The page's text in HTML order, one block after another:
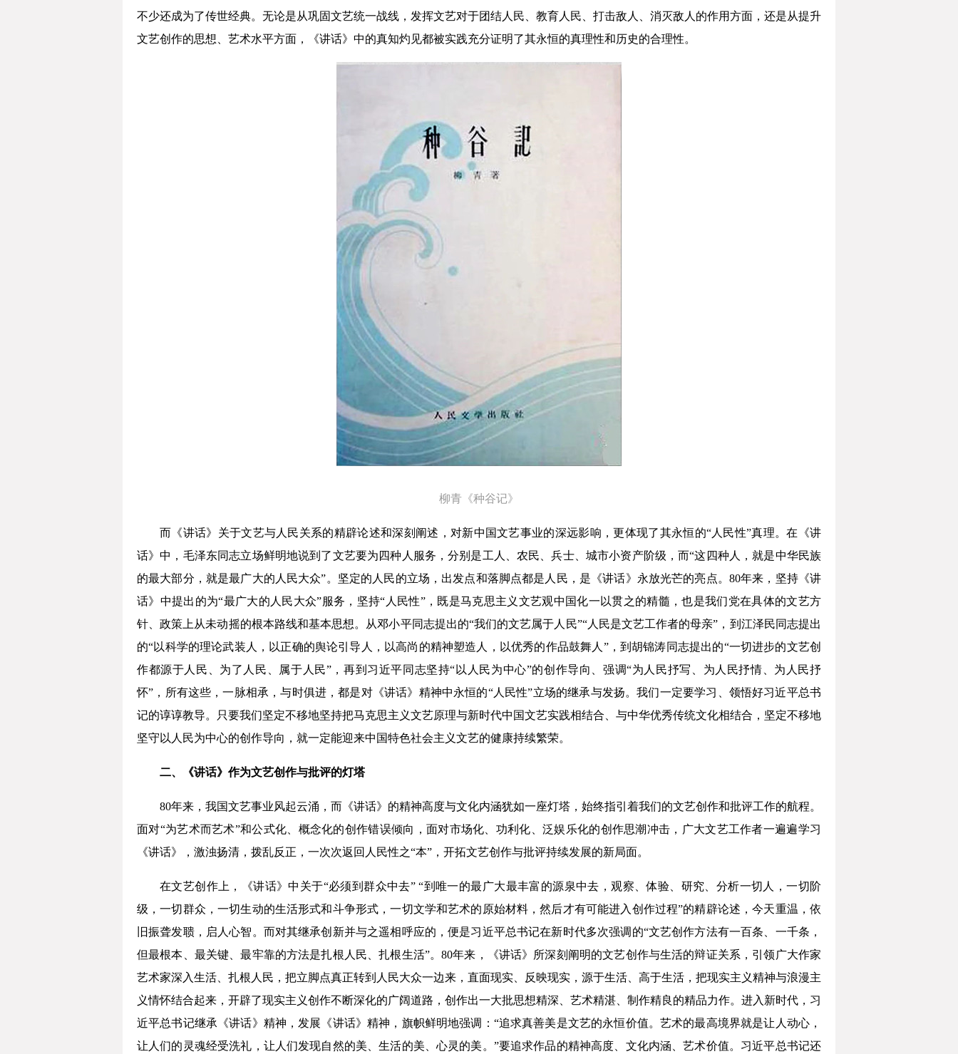
不少还成为了传世经典。无论是从巩固文艺统一战线，发挥文艺对于团结人民、教育人民、打击敌人、消灭敌人的作用方面，还是从提升
文艺创作的思想、艺术水平方面，《讲话》中的真知灼见都被实践充分证明了其永恒的真理性和历史的合理性。
柳青《种谷记》
而《讲话》关于文艺与人民关系的精辟论述和深刻阐述，对新中国文艺事业的深远影响，更体现了其永恒的“人民性”真理。在《讲
话》中，毛泽东同志立场鲜明地说到了文艺要为四种人服务，分别是工人、农民、兵士、城市小资产阶级，而“这四种人，就是中华民族
的最大部分，就是最广大的人民大众”。坚定的人民的立场，出发点和落脚点都是人民，是《讲话》永放光芒的亮点。80年来，坚持《讲
话》中提出的为“最广大的人民大众”服务，坚持“人民性”，既是马克思主义文艺观中国化一以贯之的精髓，也是我们党在具体的文艺方
针、政策上从未动摇的根本路线和基本思想。从邓小平同志提出的“我们的文艺属于人民”“人民是文艺工作者的母亲”，到江泽民同志提出
的“以科学的理论武装人，以正确的舆论引导人，以高尚的精神塑造人，以优秀的作品鼓舞人”，到胡锦涛同志提出的“一切进步的文艺创
作都源于人民、为了人民、属于人民”，再到习近平同志坚持“以人民为中心”的创作导向、强调“为人民抒写、为人民抒情、为人民抒
怀”，所有这些，一脉相承，与时俱进，都是对《讲话》精神中永恒的“人民性”立场的继承与发扬。我们一定要学习、领悟好习近平总书
记的谆谆教导。只要我们坚定不移地坚持把马克思主义文艺原理与新时代中国文艺实践相结合、与中华优秀传统文化相结合，坚定不移地
坚守以人民为中心的创作导向，就一定能迎来中国特色社会主义文艺的健康持续繁荣。
二、《讲话》作为文艺创作与批评的灯塔
80年来，我国文艺事业风起云涌，而《讲话》的精神高度与文化内涵犹如一座灯塔，始终指引着我们的文艺创作和批评工作的航程。
面对“为艺术而艺术”和公式化、概念化的创作错误倾向，面对市场化、功利化、泛娱乐化的创作思潮冲击，广大文艺工作者一遍遍学习
《讲话》，激浊扬清，拨乱反正，一次次返回人民性之“本”，开拓文艺创作与批评持续发展的新局面。
在文艺创作上，《讲话》中关于“必须到群众中去” “到唯一的最广大最丰富的源泉中去，观察、体验、研究、分析一切人，一切阶
级，一切群众，一切生动的生活形式和斗争形式，一切文学和艺术的原始材料，然后才有可能进入创作过程”的精辟论述，今天重温，依
旧振聋发聩，启人心智。而对其继承创新并与之遥相呼应的，便是习近平总书记在新时代多次强调的“文艺创作方法有一百条、一千条，
但最根本、最关键、最牢靠的方法是扎根人民、扎根生活”。80年来，《讲话》所深刻阐明的文艺创作与生活的辩证关系，引领广大作家
艺术家深入生活、扎根人民，把立脚点真正转到人民大众一边来，直面现实、反映现实，源于生活、高于生活，把现实主义精神与浪漫主
义情怀结合起来，开辟了现实主义创作不断深化的广阔道路，创作出一大批思想精深、艺术精湛、制作精良的精品力作。进入新时代，习
近平总书记继承《讲话》精神，发展《讲话》精神，旗帜鲜明地强调：“追求真善美是文艺的永恒价值。艺术的最高境界就是让人动心，
让人们的灵魂经受洗礼，让人们发现自然的美、生活的美、心灵的美。”要追求作品的精神高度、文化内涵、艺术价值。习近平总书记还